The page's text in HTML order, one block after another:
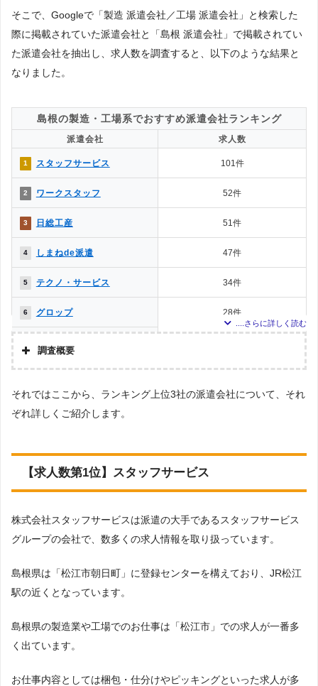
そこで、Googleで「製造 派遣会社／工場 派遣会社」と検索した
際に掲載されていた派遣会社と「島根 派遣会社」で掲載されてい
た派遣会社を抽出し、求人数を調査すると、以下のような結果と
なりました。
島根の製造・工場系でおすすめ派遣会社ランキング
派遣会社 求人数
1 スタッフサービス 101件
2 ワークスタッフ 52件
3 日総工産 51件
4 しまねde派遣 47件
5 テクノ・サービス 34件
6 グロップ 28件
8 マンパワー 22件
テンプスタッフ 14件
12 日本ケイテム 3件
調査概要
株式会社アドバンスフロー
調査対象とした派遣会社について
に「該当地域 派遣会社」と検索した際に掲載されていた本社をもつ派遣会社を
対象としています。※ただし求人数が0件の場合・該当地域が対象エリア外で
あった場合はランキングから除いております。
上記で調査対象とした派遣会社がWEBサイトで公開している求人のうち、「条
した。
それではここから、ランキング上位3社の派遣会社について、それ
ぞれ詳しくご紹介します。
【求人数第1位】スタッフサービス
株式会社スタッフサービスは派遣の大手であるスタッフサービス
グループの会社で、数多くの求人情報を取り扱っています。
島根県は「松江市朝日町」に登録センターを構えており、JR松江
駅の近くとなっています。
島根県の製造業や工場でのお仕事は「松江市」での求人が一番多
く出ています。
お仕事内容としては梱包・仕分けやピッキングといった求人が多